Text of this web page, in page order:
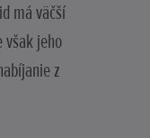
má väčší
však jeho
z